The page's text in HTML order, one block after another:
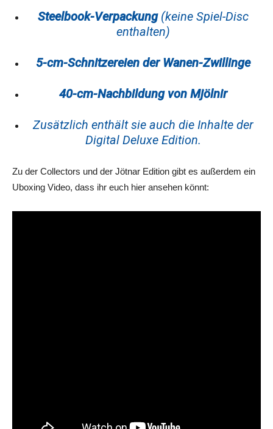
Steelbook-Verpackung(keine Spiel-Disc
enthalten)
5-cm-Schnitzereien der Wanen-Zwillinge
40-cm-Nachbildung von Mjölnir
Zusätzlich enthält sie auch die Inhalte der
Digital Deluxe Edition.
Zu der Collectors und der Jötnar Edition gibt es außerdem ein
Uboxing Video, dass ihr euch hier ansehen könnt: